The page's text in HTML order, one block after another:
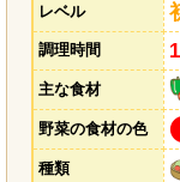
レベル
調理時間
主な食材
野菜の食材の色
種類